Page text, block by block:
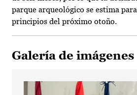
parque arqueológico se estima
principios del próximo otoño.
Galería de imágenes